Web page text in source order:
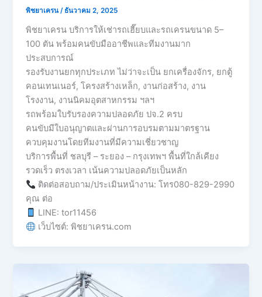
พิชยาเครน/ ธันวาคม 2, 2025
พิชยาเครน บริการให้เช่ารถเฮี๊ยบและรถเครนขนาด 5–
100 ตัน พร้อมคนขับมืออาชีพและทีมงานมาก
ประสบการณ์
รองรับงานยกทุกประเภท ไม่ว่าจะเป็น ยกเครื่องจักร, ยกตู้
คอนเทนเนอร์, โครงสร้างเหล็ก, งานก่อสร้าง, งาน
โรงงาน, งานนิคมอุตสาหกรรม ฯลฯ
รถพร้อมใบรับรองความปลอดภัย ปจ.2 ครบ
คนขับมีใบอนุญาตและผ่านการอบรมตามมาตรฐาน
ควบคุมงานโดยทีมงานที่มีความเชี่ยวชาญ
บริการพื้นที่ ชลบุรี – ระยอง – กรุงเทพฯ พื้นที่ใกล้เคียง
รวดเร็ว ตรงเวลา เน้นความปลอดภัยเป็นหลัก
ติดต่อสอบถาม/ประเมินหน้างาน: โทร080-829-2990
คุณ ต่อ
LINE: tor11456
เว็บไซต์: พิชยาเครน.com